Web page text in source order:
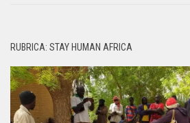
RUBRICA: STAY HUMAN AFRICA